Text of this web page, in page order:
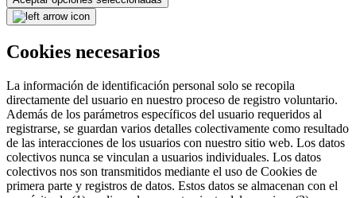
Cookies necesarios
La información de identificación personal solo se recopila
directamente del usuario en nuestro proceso de registro voluntario.
Además de los parámetros específicos del usuario requeridos al
registrarse, se guardan varios detalles colectivamente como resultado
de las interacciones de los usuarios con nuestro sitio web. Los datos
colectivos nunca se vinculan a usuarios individuales. Los datos
colectivos nos son transmitidos mediante el uso de Cookies de
primera parte y registros de datos. Estos datos se almacenan con el